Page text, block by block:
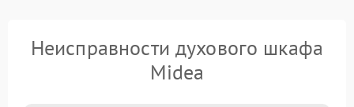
Неисправности духового шкафа
Midea